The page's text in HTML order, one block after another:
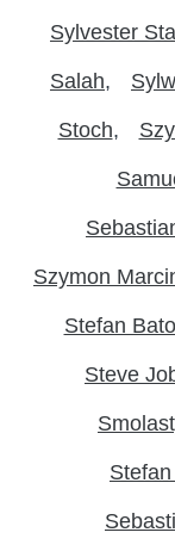
Sylvester
Salah
Stoch
Szymon
Stefan
Steve